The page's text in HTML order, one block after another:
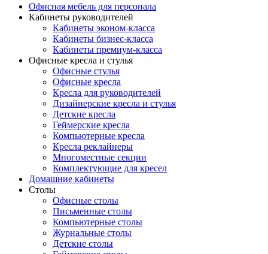
Офисная мебель для персонала
Кабинеты руководителей
Кабинеты эконом-класса
Кабинеты бизнес-класса
Кабинеты премиум-класса
Офисные кресла и стулья
Офисные стулья
Офисные кресла
Кресла для руководителей
Дизайнерские кресла и стулья
Детские кресла
Геймерские кресла
Компьютерные кресла
Кресла реклайнеры
Многоместные секции
Комплектующие для кресел
Домашние кабинеты
Столы
Офисные столы
Письменные столы
Компьютерные столы
Журнальные столы
Детские столы